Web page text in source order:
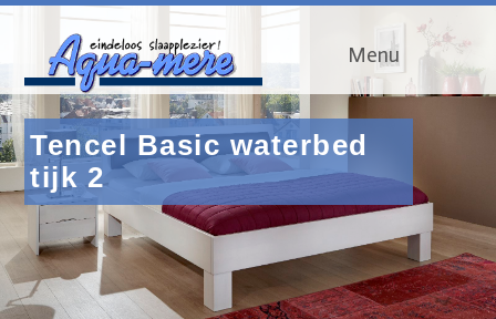
Menu
Tencel Basic waterbed
tijk 2